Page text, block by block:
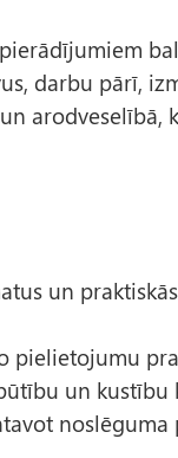
darbu pārī,
arodveselībā,
un
pielietojumu
un kustību
noslēguma